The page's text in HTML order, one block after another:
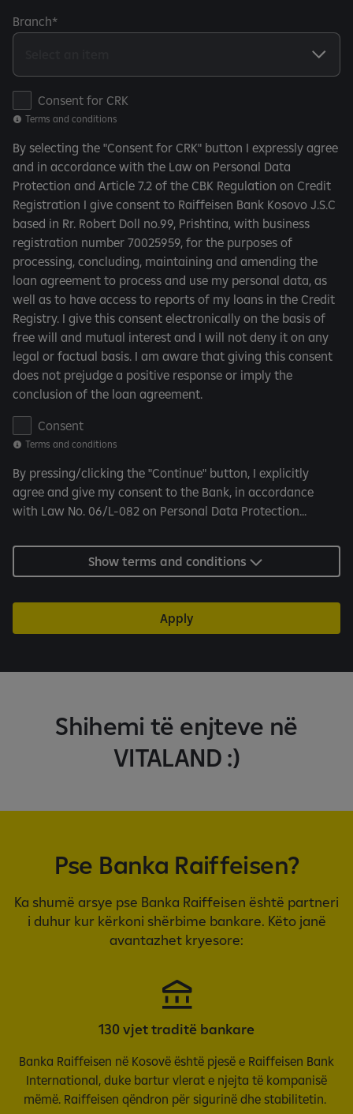
Branch
e
m
s
a
n
d
c
o
n
d
i
t
i
o
n
s
Consent for CRK
Terms and conditions
By selecting the "Consent for CRK" button I expressly agree
and in accordance with the Law on Personal Data
Protection and Article 7.2 of the CBK Regulation on Credit
Registration I give consent to Raiffeisen Bank Kosovo J.S.C
based in Rr. Robert Doll no.99, Prishtina, with business
registration number 70025959, for the purposes of
processing, concluding, maintaining and amending the
loan agreement to process and use my personal data, as
well as to have access to reports of my loans in the Credit
Registry. I give this consent electronically on the basis of
free will and mutual interest and I will not deny it on any
legal or factual basis. I am aware that giving this consent
does not prejudge a positive response or imply the
conclusion of the loan agreement.
e
m
s
a
c
d
t
Consent
Terms and conditions
By pressing/clicking the "Continue" button, I explicitly
agree and give my consent to the Bank, in accordance
with Law No. 06/L-082 on Personal Data Protection...
Show terms and conditions
Apply
Shihemi të enjteve në
VITALAND :)
Pse Banka Raiffeisen?
Ka shumë arsye pse Banka Raiffeisen është partneri
i duhur kur kërkoni shërbime bankare. Këto janë
avantazhet kryesore:
130 vjet traditë bankare
Banka Raiffeisen në Kosovë është pjesë e Raiffeisen Bank
International, duke bartur vlerat e njejta të kompanisë
mëmë. Raiffeisen qëndron për sigurinë dhe stabilitetin.